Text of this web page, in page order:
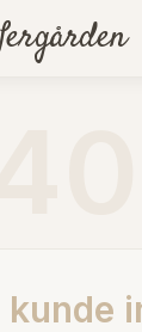
kunde